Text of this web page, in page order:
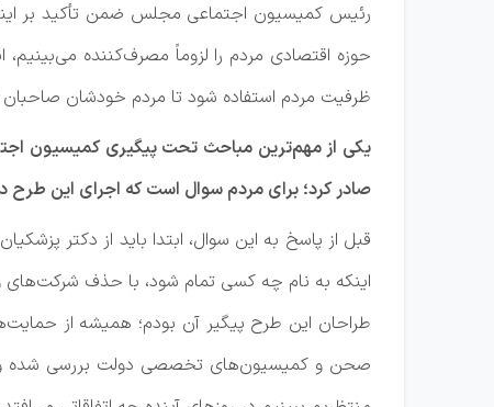
رئیس کمیسیون اجتماعی مجلس ضمن تأکید بر
حوزه اقتصادی مردم را لزوماً مصرف‌کننده
ظرفیت مردم استفاده شود تا مردم خودشان
یکی از مهم‌ترین مباحث تحت پیگیری کمیسیون
صادر کرد؛ برای مردم سوال است که اجرای این طرح
قبل از پاسخ به این سوال، ابتدا باید از دکتر
طراحان این طرح پیگیر آن بودم؛ همیشه از
صحن و کمیسیون‌های تخصصی دولت بررسی شده